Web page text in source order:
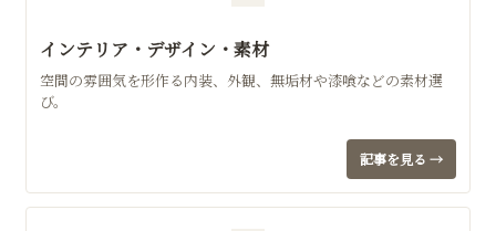
インテリア・デザイン・素材
空間の雰囲気を形作る内装、外観、無垢材や漆喰などの素材選
び。
記事を見る →